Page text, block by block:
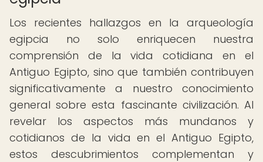
Los recientes hallazgos en la arqueología
egipcia no solo enriquecen nuestra
comprensión de la vida cotidiana en el
Antiguo Egipto, sino que también contribuyen
significativamente a nuestro conocimiento
general sobre esta fascinante civilización. Al
revelar los aspectos más mundanos y
cotidianos de la vida en el Antiguo Egipto,
estos descubrimientos complementan y